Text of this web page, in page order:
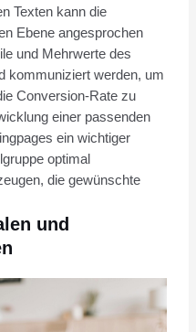
Texten kann die
Ebene angesprochen
und Mehrwerte des
kommuniziert werden, um
Conversion-Rate zu
einer passenden
ein wichtiger
optimal
die gewünschte
und